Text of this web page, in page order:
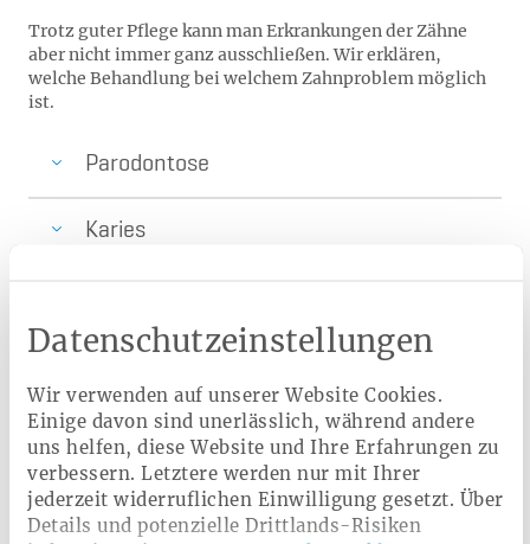
Datenschutzeinstellungen
Wir verwenden auf unserer Website Cookies.
Einige davon sind unerlässlich, während andere
uns helfen, diese Website und Ihre Erfahrungen zu
verbessern. Letztere werden nur mit Ihrer
jederzeit widerruflichen Einwilligung gesetzt. Über
Details und potenzielle Drittlands-Risiken
Trotz guter Pflege kann man Erkrankungen der Zähne
aber nicht immer ganz ausschließen. Wir erklären,
welche Behandlung bei welchem Zahnproblem möglich
ist.
Parodontose
Karies
Zahnersatz